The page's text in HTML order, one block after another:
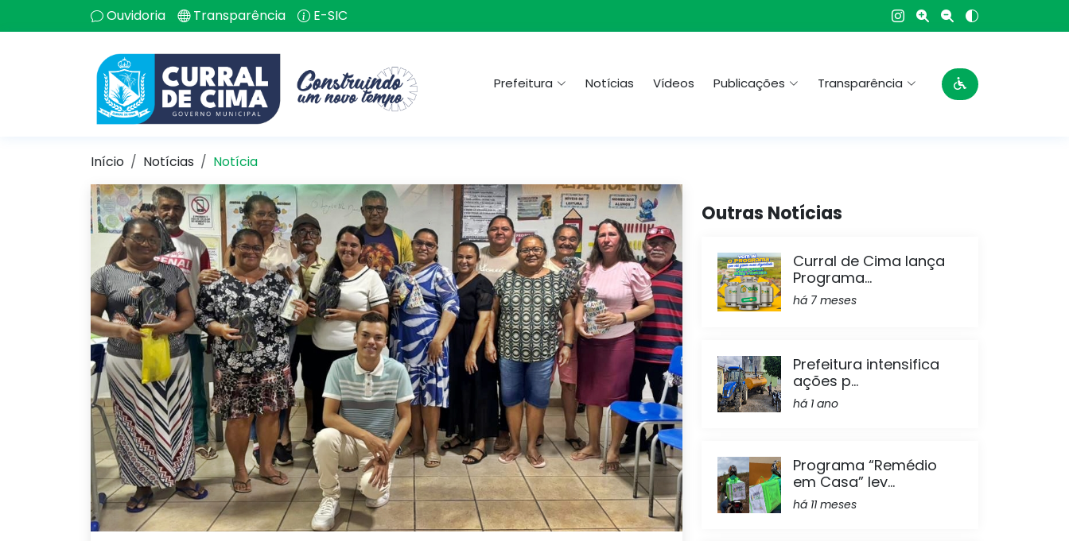
Ouvidoria Transparência E-SIC
Prefeitura Notícias Vídeos Publicações Transparência
Início Notícias Notícia
Outras Notícias
Curral de Cima lança
Programa...
há 7 meses
Prefeitura intensifica
ações p...
há 1 ano
Programa “Remédio
em Casa” lev...
há 11 meses